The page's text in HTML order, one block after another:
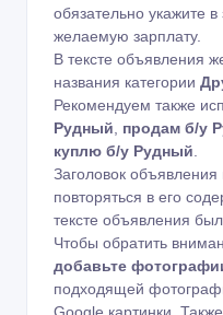
обязательно укажите в
желаемую зарплату.
В тексте объявления
названия категории
Рекомендуем также
Рудный
продам б/у
куплю б/у Рудный
Заголовок
повторяться в его
тексте объявления
Чтобы обратить
добавьте
подходящей
Google картинки .